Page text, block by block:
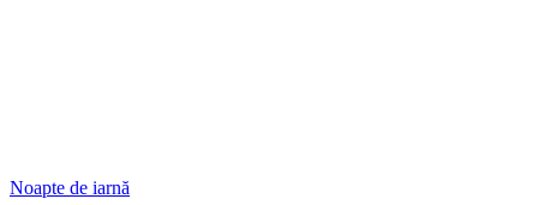
Noapte de iarnă